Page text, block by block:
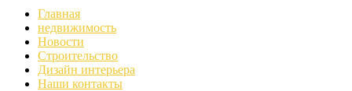
Главная
недвижимость
Новости
Строительство
Дизайн интерьера
Наши контакты